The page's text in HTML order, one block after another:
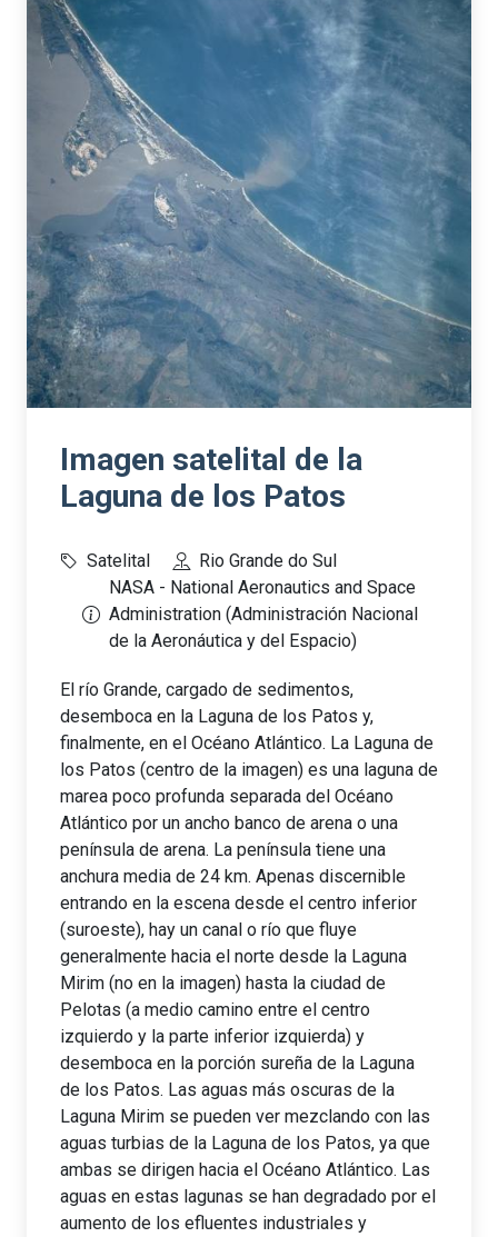
Imagen satelital de la
Laguna de los Patos
Satelital
Rio Grande do Sul
NASA - National Aeronautics and Space
Administration (Administración Nacional
de la Aeronáutica y del Espacio)
El río Grande, cargado de sedimentos,
desemboca en la Laguna de los Patos y,
finalmente, en el Océano Atlántico. La Laguna de
los Patos (centro de la imagen) es una laguna de
marea poco profunda separada del Océano
Atlántico por un ancho banco de arena o una
península de arena. La península tiene una
anchura media de 24 km. Apenas discernible
entrando en la escena desde el centro inferior
(suroeste), hay un canal o río que fluye
generalmente hacia el norte desde la Laguna
Mirim (no en la imagen) hasta la ciudad de
Pelotas (a medio camino entre el centro
izquierdo y la parte inferior izquierda) y
desemboca en la porción sureña de la Laguna
de los Patos. Las aguas más oscuras de la
Laguna Mirim se pueden ver mezclando con las
aguas turbias de la Laguna de los Patos, ya que
ambas se dirigen hacia el Océano Atlántico. Las
aguas en estas lagunas se han degradado por el
aumento de los efluentes industriales y